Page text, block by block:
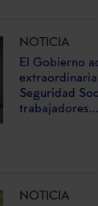
NOTICIA
El Gobierno
Seguridad
trabajadores...
NOTICIA